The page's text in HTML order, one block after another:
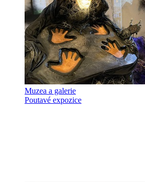
Muzea a galerie
Poutavé expozice